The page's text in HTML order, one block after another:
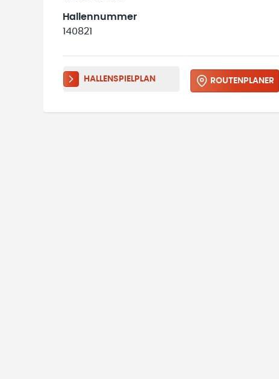
Hallennummer
140821
HALLENSPIELPLAN ROUTENPLANER